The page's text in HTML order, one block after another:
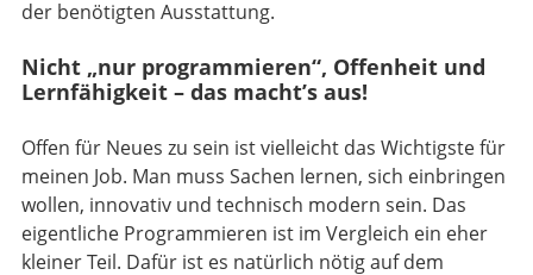
der benötigten Ausstattung.
Nicht „nur programmieren“, Offenheit und
Lernfähigkeit – das macht’s aus!
Offen für Neues zu sein ist vielleicht das Wichtigste für
meinen Job. Man muss Sachen lernen, sich einbringen
wollen, innovativ und technisch modern sein. Das
eigentliche Programmieren ist im Vergleich ein eher
kleiner Teil. Dafür ist es natürlich nötig auf dem